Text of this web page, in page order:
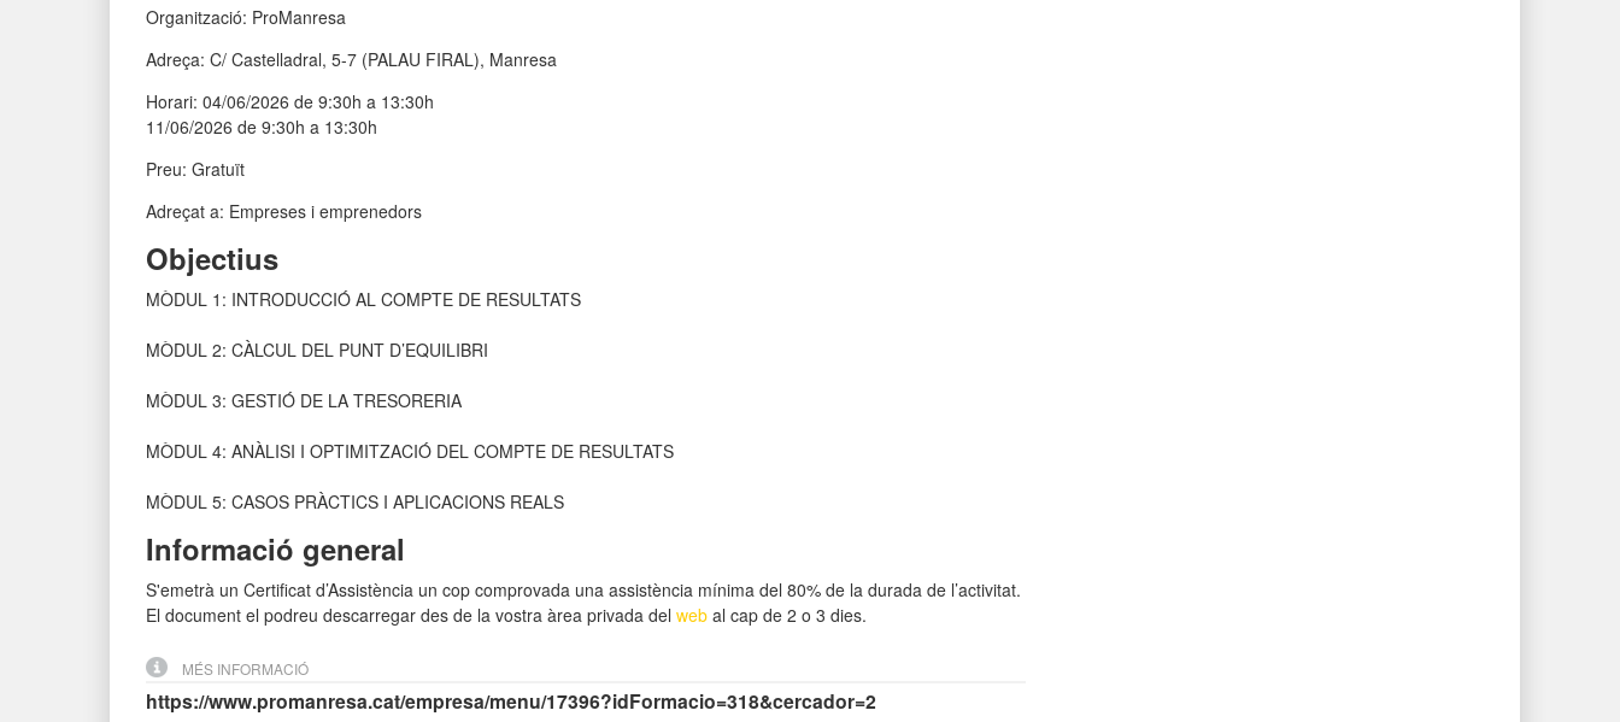
Organització: ProManresa
Adreça: C/ Castelladral, 5-7 (PALAU FIRAL), Manresa
Horari: 04/06/2026 de 9:30h a 13:30h
11/06/2026 de 9:30h a 13:30h
Preu: Gratuït
Adreçat a: Empreses i emprenedors
Objectius
MÒDUL 1: INTRODUCCIÓ AL COMPTE DE RESULTATS
MÒDUL 2: CÀLCUL DEL PUNT D’EQUILIBRI
MÒDUL 3: GESTIÓ DE LA TRESORERIA
MÒDUL 4: ANÀLISI I OPTIMITZACIÓ DEL COMPTE DE RESULTATS
MÒDUL 5: CASOS PRÀCTICS I APLICACIONS REALS
Informació general
S'emetrà un Certificat d’Assistència un cop comprovada una assistència mínima del 80% de la durada de l’activitat.
El document el podreu descarregar des de la vostra àrea privada del webal cap de 2 o 3 dies.
MÉS INFORMACIÓ
https://www.promanresa.cat/empresa/menu/17396?idFormacio=318&cercador=2